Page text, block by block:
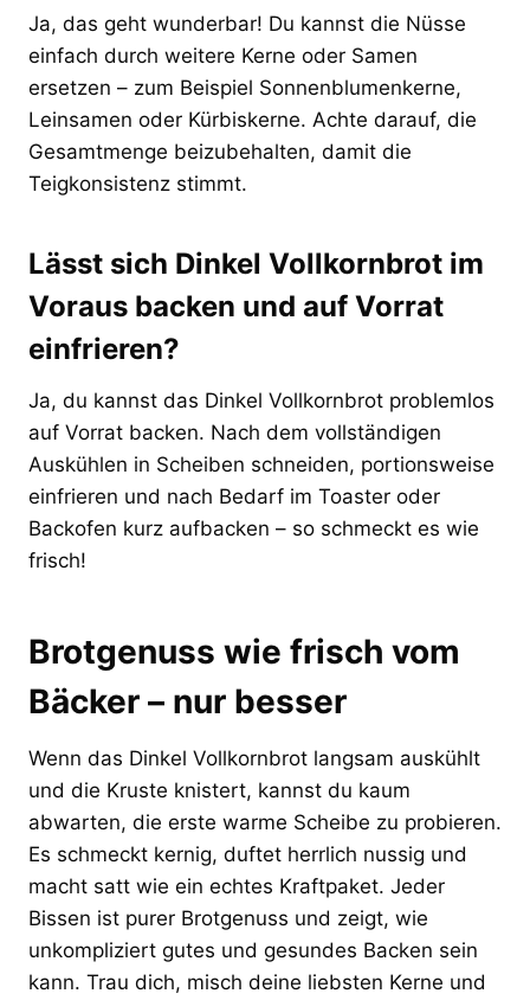
Ja, das geht wunderbar! Du kannst die Nüsse
einfach durch weitere Kerne oder Samen
ersetzen – zum Beispiel Sonnenblumenkerne,
Leinsamen oder Kürbiskerne. Achte darauf, die
Gesamtmenge beizubehalten, damit die
Teigkonsistenz stimmt.
Lässt sich Dinkel Vollkornbrot im
Voraus backen und auf Vorrat
einfrieren?
Ja, du kannst das Dinkel Vollkornbrot problemlos
auf Vorrat backen. Nach dem vollständigen
Auskühlen in Scheiben schneiden, portionsweise
einfrieren und nach Bedarf im Toaster oder
Backofen kurz aufbacken – so schmeckt es wie
frisch!
Brotgenuss wie frisch vom
Bäcker – nur besser
Wenn das Dinkel Vollkornbrot langsam auskühlt
und die Kruste knistert, kannst du kaum
abwarten, die erste warme Scheibe zu probieren.
Es schmeckt kernig, duftet herrlich nussig und
macht satt wie ein echtes Kraftpaket. Jeder
Bissen ist purer Brotgenuss und zeigt, wie
unkompliziert gutes und gesundes Backen sein
kann. Trau dich, misch deine liebsten Kerne und